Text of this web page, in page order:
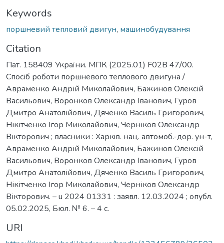
Keywords
поршневий тепловий двигун, машинобудування
Citation
Пат. 158409 України. МПК (2025.01) F02B 47/00.
Спосіб роботи поршневого теплового двигуна /
Авраменко Андрій Миколайович, Бажинов Олексій
Васильович, Воронков Олександр Іванович, Гуров
Дмитро Анатолійович, Дяченко Василь Григорович,
Нікітченко Ігор Миколайович, Черніков Олександр
Вікторович ; власники : Харкiв. нац. автомоб.-дор. ун-т,
Авраменко Андрій Миколайович, Бажинов Олексій
Васильович, Воронков Олександр Іванович, Гуров
Дмитро Анатолійович, Дяченко Василь Григорович,
Нікітченко Ігор Миколайович, Черніков Олександр
Вікторович. – u 2024 01331 : заявл. 12.03.2024 ; опубл.
05.02.2025, Бюл. № 6. – 4 с.
URI